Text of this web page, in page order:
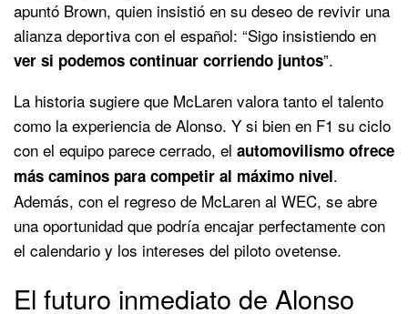
apuntó Brown, quien insistió en su deseo de revivir una
alianza deportiva con el español: “Sigo insistiendo en
ver si podemos continuar corriendo juntos”.
La historia sugiere que McLaren valora tanto el talento
como la experiencia de Alonso. Y si bien en F1 su ciclo
con el equipo parece cerrado, el automovilismo ofrece
más caminos para competir al máximo nivel.
Además, con el regreso de McLaren al WEC, se abre
una oportunidad que podría encajar perfectamente con
el calendario y los intereses del piloto ovetense.
El futuro inmediato de Alonso